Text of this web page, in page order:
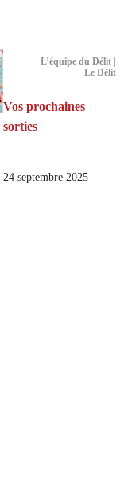
L’équipe du Délit |
Le Délit
Vos prochaines
sorties
24 septembre 2025